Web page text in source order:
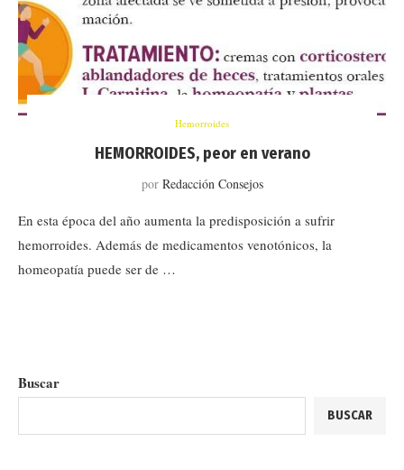
Hemorroides
HEMORROIDES, peor en verano
por Redacción Consejos
En esta época del año aumenta la predisposición a sufrir
hemorroides. Además de medicamentos venotónicos, la
homeopatía puede ser de …
Buscar
BUSCAR